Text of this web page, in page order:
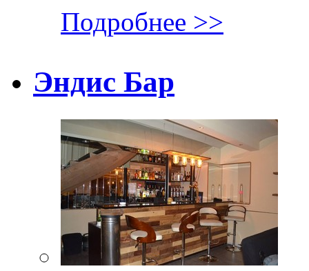
Подробнее >>
Эндис Бар